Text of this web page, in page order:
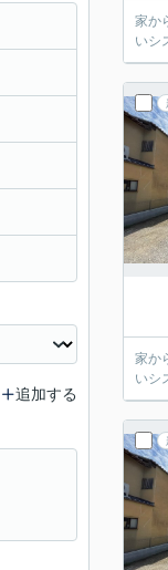
家か
いシ
家か
いシ
追加する